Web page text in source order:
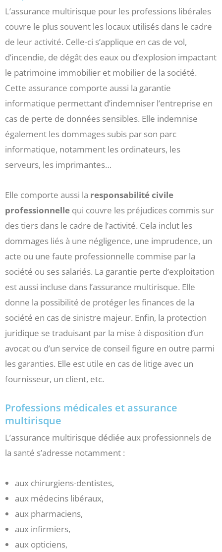
L’assurance multirisque pour les professions libérales
couvre le plus souvent les locaux utilisés dans le cadre
de leur activité. Celle-ci s’applique en cas de vol,
d’incendie, de dégât des eaux ou d’explosion impactant
le patrimoine immobilier et mobilier de la société.
Cette assurance comporte aussi la garantie
informatique permettant d’indemniser l’entreprise en
cas de perte de données sensibles. Elle indemnise
également les dommages subis par son parc
informatique, notamment les ordinateurs, les
serveurs, les imprimantes…
Elle comporte aussi la responsabilité civile
professionnelle qui couvre les préjudices commis sur
des tiers dans le cadre de l’activité. Cela inclut les
dommages liés à une négligence, une imprudence, un
acte ou une faute professionnelle commise par la
société ou ses salariés. La garantie perte d’exploitation
est aussi incluse dans l’assurance multirisque. Elle
donne la possibilité de protéger les finances de la
société en cas de sinistre majeur. Enfin, la protection
juridique se traduisant par la mise à disposition d’un
avocat ou d’un service de conseil figure en outre parmi
les garanties. Elle est utile en cas de litige avec un
fournisseur, un client, etc.
Professions médicales et assurance
multirisque
L’assurance multirisque dédiée aux professionnels de
la santé s’adresse notamment :
aux chirurgiens-dentistes,
aux médecins libéraux,
aux pharmaciens,
aux infirmiers,
aux opticiens,